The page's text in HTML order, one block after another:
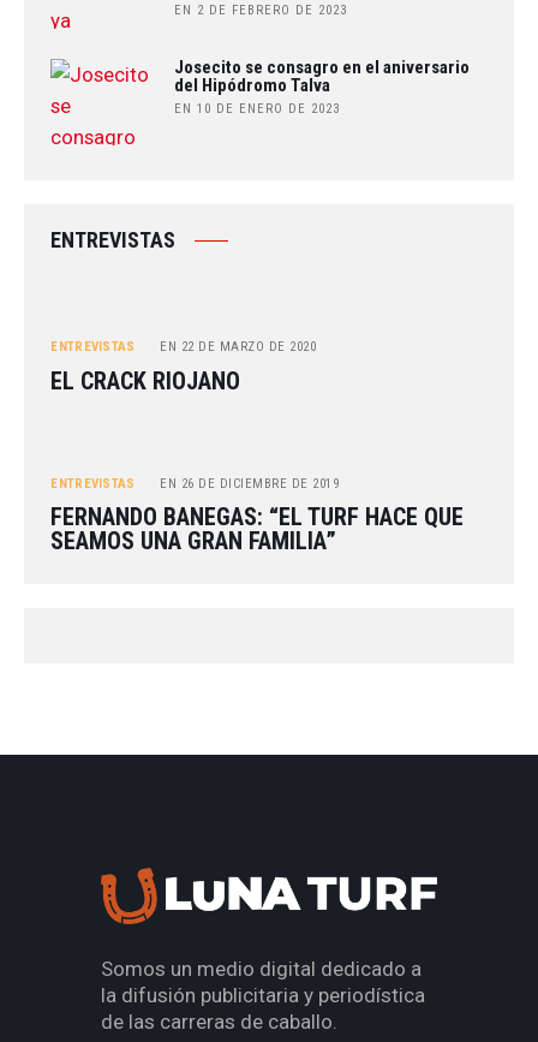
EN 2 DE FEBRERO DE 2023
Josecito se consagro en el aniversario
del Hipódromo Talva
EN 10 DE ENERO DE 2023
ENTREVISTAS
ENTREVISTAS EN 22 DE MARZO DE 2020
EL CRACK RIOJANO
ENTREVISTAS EN 26 DE DICIEMBRE DE 2019
FERNANDO BANEGAS: “EL TURF HACE QUE
SEAMOS UNA GRAN FAMILIA”
Somos un medio digital dedicado a
la difusión publicitaria y periodística
de las carreras de caballo.